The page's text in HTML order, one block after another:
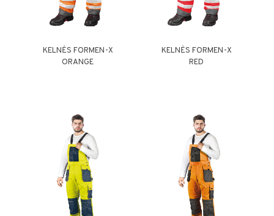
KELNĖS FORMEN-X
ORANGE
KELNĖS FORMEN-X
RED